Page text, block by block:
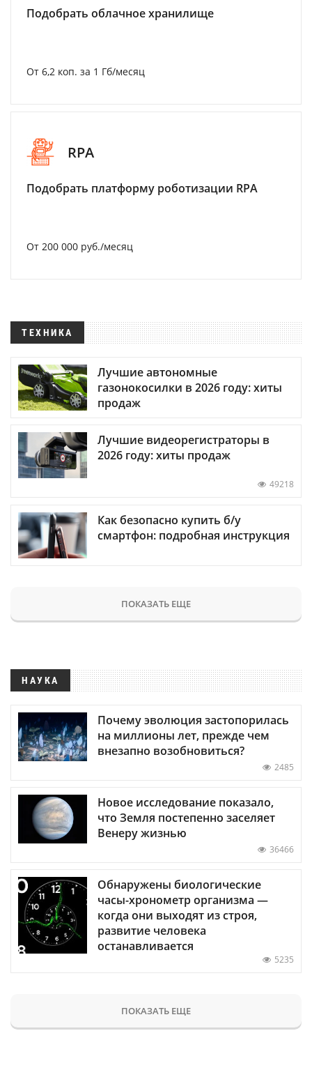
Подобрать облачное хранилище
От 6,2 коп. за 1 Гб/месяц
RPA
Подобрать платформу роботизации RPA
От 200 000 руб./месяц
ТЕХНИКА
Лучшие автономные
газонокосилки в 2026 году: хиты
продаж
Лучшие видеорегистраторы в
2026 году: хиты продаж
49218
Как безопасно купить б/у
смартфон: подробная инструкция
ПОКАЗАТЬ ЕЩЕ
НАУКА
Почему эволюция застопорилась
на миллионы лет, прежде чем
внезапно возобновиться?
2485
Новое исследование показало,
что Земля постепенно заселяет
Венеру жизнью
36466
Обнаружены биологические
часы-хронометр организма —
когда они выходят из строя,
развитие человека
останавливается
5235
ПОКАЗАТЬ ЕЩЕ